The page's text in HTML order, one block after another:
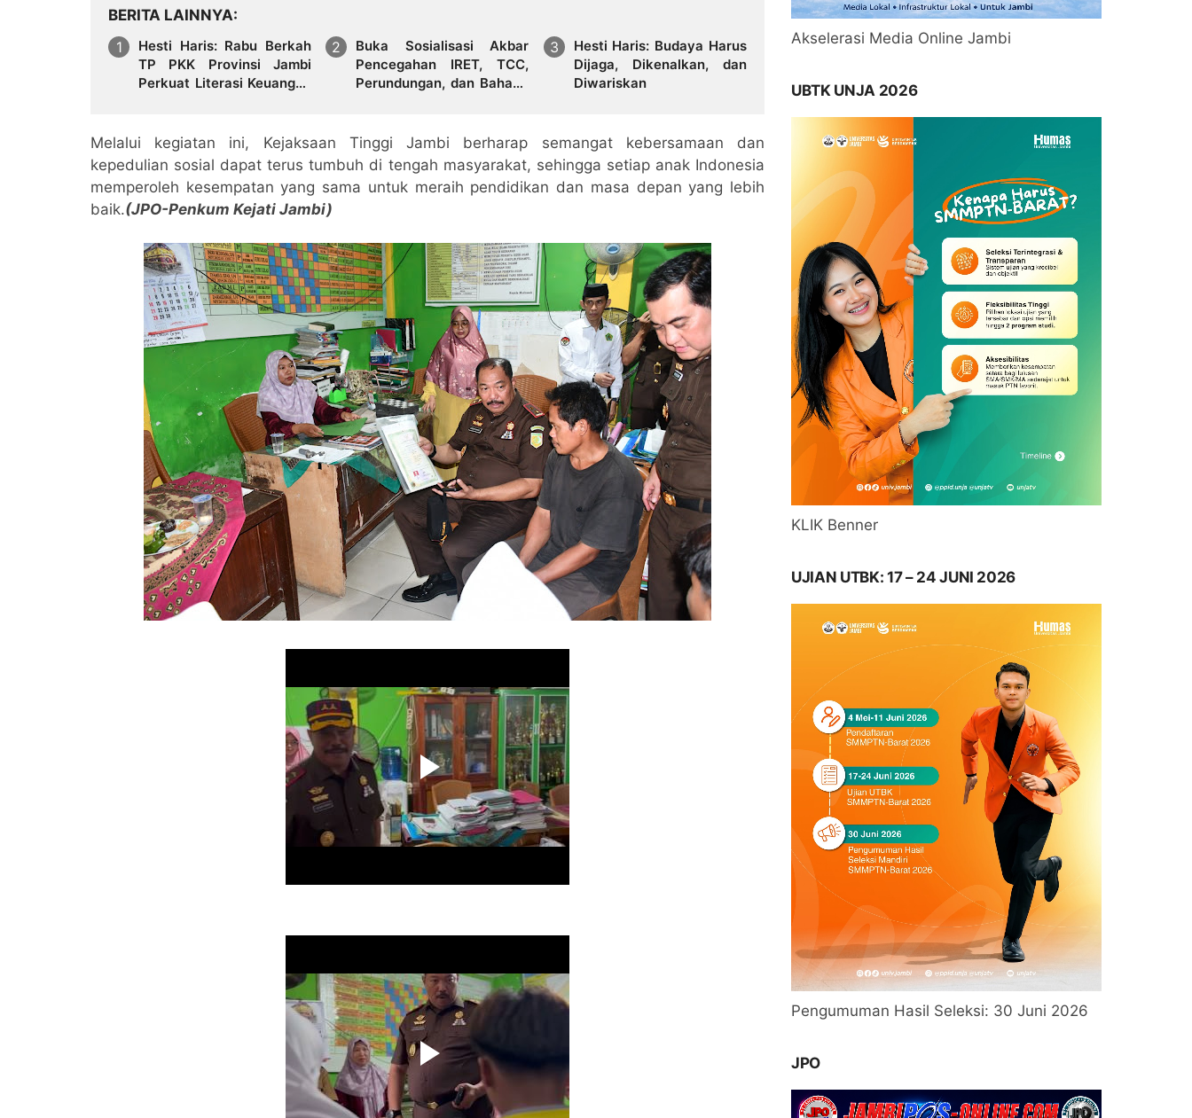
BERITA LAINNYA
Hesti Haris: Rabu Berkah
TP PKK Provinsi Jambi
Perkuat Literasi Keuangan
Buka Sosialisasi Akbar
Pencegahan IRET, TCC,
Perundungan, dan Bahaya
Hesti Haris: Budaya Harus
Dijaga, Dikenalkan, dan
Diwariskan
Melalui kegiatan ini, Kejaksaan Tinggi Jambi berharap semangat kebersamaan dan
kepedulian sosial dapat terus tumbuh di tengah masyarakat, sehingga setiap anak Indonesia
memperoleh kesempatan yang sama untuk meraih pendidikan dan masa depan yang lebih
baik.(JPO-Penkum Kejati Jambi)
Akselerasi Media Online Jambi
UBTK UNJA 2026
KLIK Benner
UJIAN UTBK: 17 – 24 JUNI 2026
Pengumuman Hasil Seleksi: 30 Juni 2026
JPO